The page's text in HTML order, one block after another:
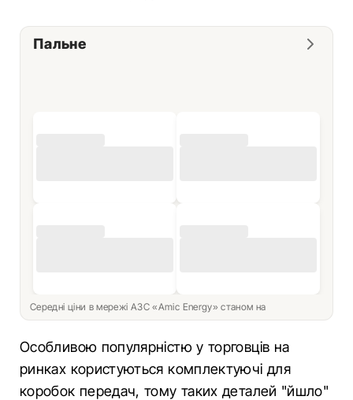
Пальне
Середні ціни в мережі АЗС «Amic Energy» станом на
Особливою популярністю у торговців на
ринках користуються комплектуючі для
коробок передач, тому таких деталей "йшло"